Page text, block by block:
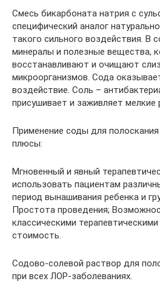
Смесь бикарбоната натрия с
специфический аналог
такого сильного воздействия. В
минералы и полезные вещества,
восстанавливают и очищают
микроорганизмов. Сода
воздействие. Соль –
присушивает и заживляет мелкие
Применение соды для
плюсы:
Мгновенный и явный
использовать пациентам
период вынашивания ребенка и
Простота проведения;
классическими
стоимость.
Содово-солевой раствор для
при всех ЛОР-заболеваниях.